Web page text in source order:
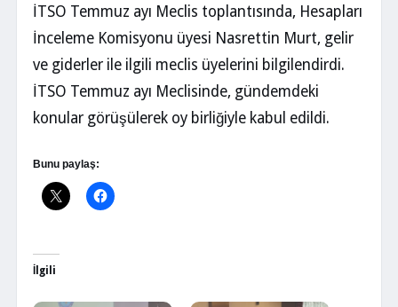
İTSO Temmuz ayı Meclis toplantısında, Hesapları
İnceleme Komisyonu üyesi Nasrettin Murt, gelir
ve giderler ile ilgili meclis üyelerini bilgilendirdi.
İTSO Temmuz ayı Meclisinde, gündemdeki
konular görüşülerek oy birliğiyle kabul edildi.
Bunu paylaş:
İlgili